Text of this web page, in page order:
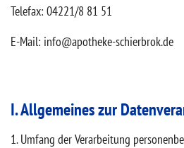
Telefax: 04221/8 81 51
E-Mail: info@apotheke-schierbrok.de
I. Allgemeines zur
1. Umfang der Verarbeitung